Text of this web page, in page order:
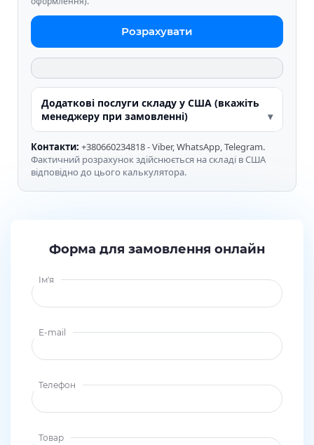
Розрахувати
Додаткові послуги складу у США (вкажіть
менеджеру при замовленні)
Контакти: +380660234818 - Viber, WhatsApp, Telegram.
Фактичний розрахунок здійснюється на складі в США
відповідно до цього калькулятора.
Форма для замовлення онлайн
Ім'я
E-mail
Телефон
Товар